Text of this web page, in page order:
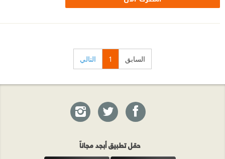
السابق 1 التالي
حمّل تطبيق أبجد مجاناً